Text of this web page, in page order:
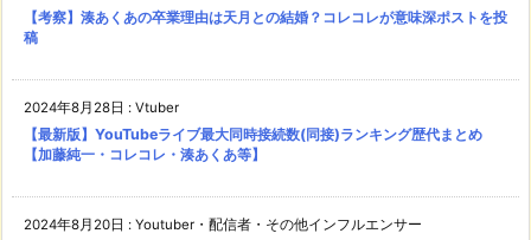
【考察】湊あくあの卒業理由は天月との結婚？コレコレが意味深ポストを投
稿
2024年8月28日 : Vtuber
【最新版】YouTubeライブ最大同時接続数(同接)ランキング歴代まとめ
【加藤純一・コレコレ・湊あくあ等】
2024年8月20日 : Youtuber・配信者・その他インフルエンサー